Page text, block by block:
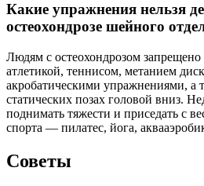
Какие упражнения нельзя
остеохондрозе шейного
Людям с остеохондрозом запрещено
атлетикой, теннисом, метанием
акробатическими упражнениями, а
статических позах головой вниз.
поднимать тяжести и приседать с
спорта — пилатес, йога,
Советы